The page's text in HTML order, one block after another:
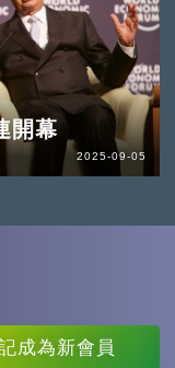
開幕
2025-09-05
成為新會員